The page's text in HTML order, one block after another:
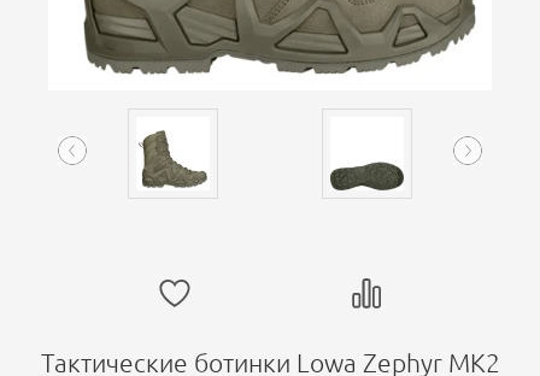
Тактические ботинки Lowa Zephyr MK2